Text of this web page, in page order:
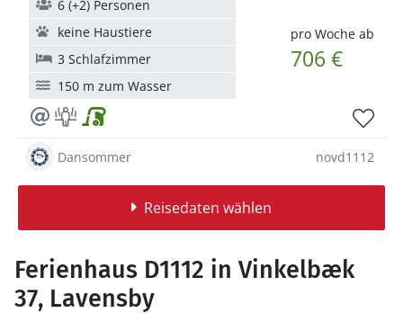
pro Woche ab
706 €
6 (+2) Personen
keine Haustiere
3 Schlafzimmer
150 m zum Wasser
Dansommer novd1112
Reisedaten wählen
Ferienhaus D1112 in Vinkelbæk
37, Lavensby